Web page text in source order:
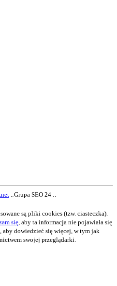
.:Grupa SEO 24 :.
są pliki cookies (tzw. ciasteczka).
się , aby ta informacja nie pojawiała się
, aby dowiedzieć się więcej, w tym jak
swojej przeglądarki.